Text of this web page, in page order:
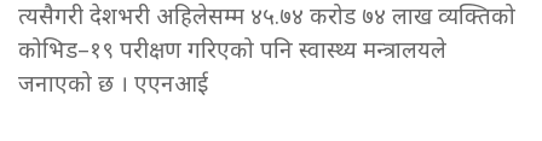
त्यसैगरी देशभरी अहिलेसम्म ४५.७४ करोड ७४ लाख व्यक्तिको
कोभिड–१९ परीक्षण गरिएको पनि स्वास्थ्य मन्त्रालयले
जनाएको छ । एएनआई